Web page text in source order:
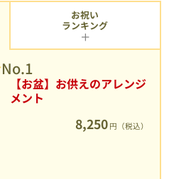
No.1
【お盆】お供えのアレンジ
メント
8,250 円（税込）
お祝い
ランキング